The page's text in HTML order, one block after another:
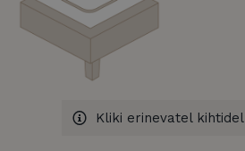
Kliki erinevatel kihtidel